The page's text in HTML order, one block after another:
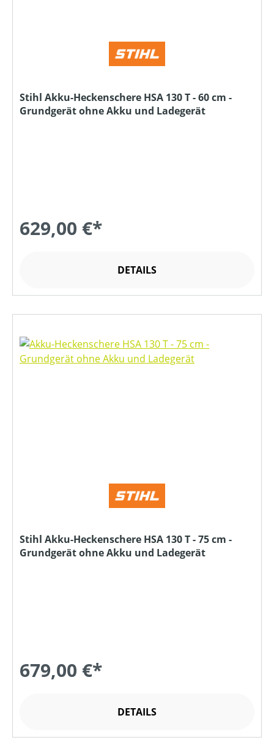
Stihl Akku-Heckenschere HSA 130 T - 60 cm -
Grundgerät ohne Akku und Ladegerät
629,00 €*
DETAILS
Stihl Akku-Heckenschere HSA 130 T - 75 cm -
Grundgerät ohne Akku und Ladegerät
679,00 €*
DETAILS